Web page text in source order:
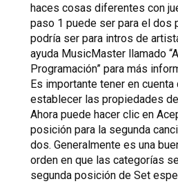
haces cosas diferentes con
paso 1 puede ser para el dos
podría ser para intros de
ayuda MusicMaster llamado
Programación” para más
Es importante tener en
establecer las propiedades
Ahora puede hacer clic en
posición para la segunda
dos. Generalmente es una
orden en que las categorías
segunda posición de Set